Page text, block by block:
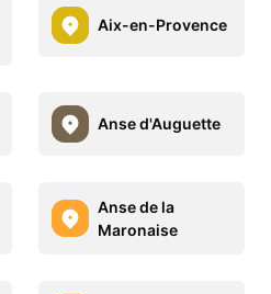
Aix-en-Provence
Anse d'Auguette
Anse de la
Maronaise